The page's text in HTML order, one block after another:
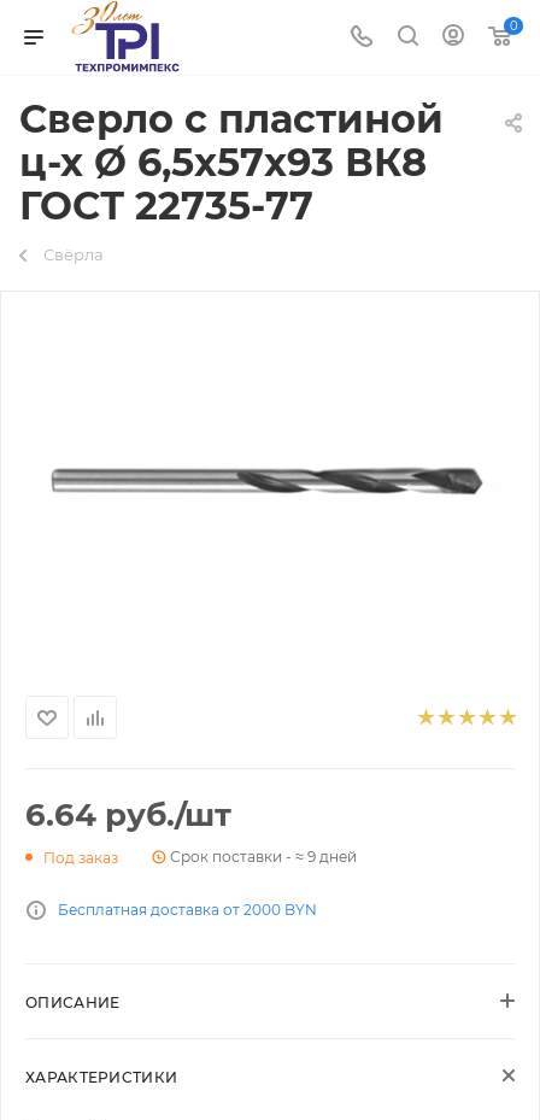
0
Сверло с пластиной
ц-х Ø 6,5х57х93 ВК8
ГОСТ 22735-77
Свёрла
6.64 руб./шт
Под заказ Срок поставки - ≈ 9 дней
Бесплатная доставка от 2000 BYN
ОПИСАНИЕ
ХАРАКТЕРИСТИКИ